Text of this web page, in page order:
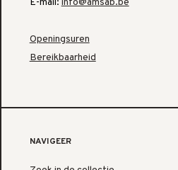
E-mail: info@amsab.be
Openingsuren
Bereikbaarheid
NAVIGEER